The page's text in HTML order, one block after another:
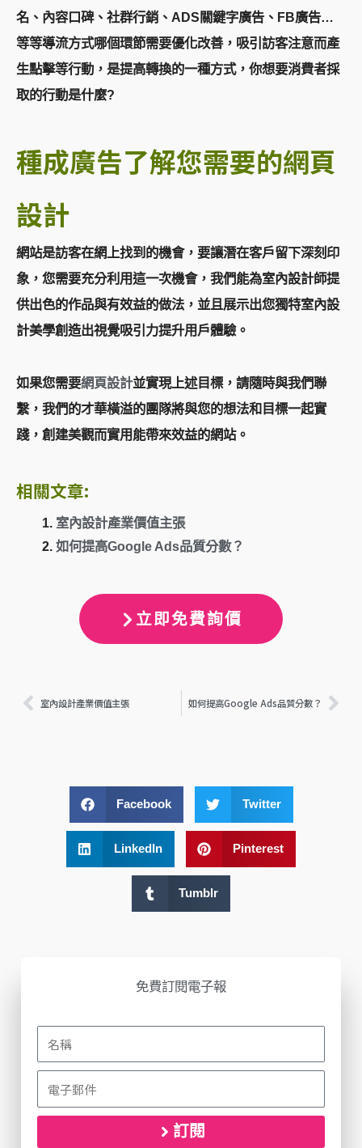
名、內容口碑、社群行銷、ADS關鍵字廣告、FB廣告…
等等導流方式哪個環節需要優化改善，吸引訪客注意而產
生點擊等行動，是提高轉換的一種方式，你想要消費者採
取的行動是什麼?
種成廣告了解您需要的網頁
設計
網站是訪客在網上找到的機會，要讓潛在客戶留下深刻印
象，您需要充分利用這一次機會，我們能為室內設計師提
供出色的作品與有效益的做法，並且展示出您獨特室內設
計美學創造出視覺吸引力提升用戶體驗。
如果您需要網頁設計並實現上述目標，請隨時與我們聯
繫，我們的才華橫溢的團隊將與您的想法和目標一起實
踐，創建美觀而實用能帶來效益的網站。
相關文章:
室內設計產業價值主張
如何提高Google Ads品質分數？
立即免費詢價
室內設計產業價值主張 如何提高Google Ads品質分數？
Facebook Twitter
LinkedIn Pinterest
Tumblr
免費訂閱電子報
訂閱